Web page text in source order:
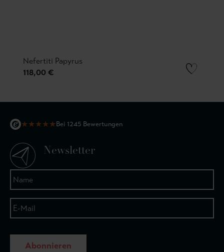
Nefertiti Papyrus
118,00 €
★★★★★Bei 1245 Bewertungen
Newsletter
Abonnieren